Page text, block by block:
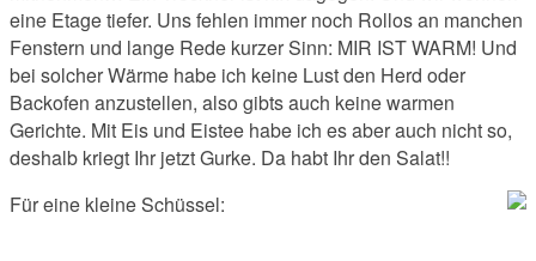
eine Etage tiefer. Uns fehlen immer noch Rollos an manchen
Fenstern und lange Rede kurzer Sinn: MIR IST WARM! Und
bei solcher Wärme habe ich keine Lust den Herd oder
Backofen anzustellen, also gibts auch keine warmen
Gerichte. Mit Eis und Eistee habe ich es aber auch nicht so,
deshalb kriegt Ihr jetzt Gurke. Da habt Ihr den Salat!!
Für eine kleine Schüssel: